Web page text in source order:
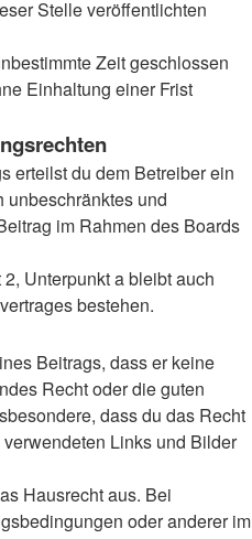
Stelle veröffentlichten
Zeit geschlossen
Einhaltung einer Frist
erteilst du dem Betreiber ein
unbeschränktes und
im Rahmen des Boards
Unterpunkt a bleibt auch
bestehen.
Beitrags, dass er keine
Recht oder die guten
dass du das Recht
Links und Bilder
Hausrecht aus. Bei
oder anderer im